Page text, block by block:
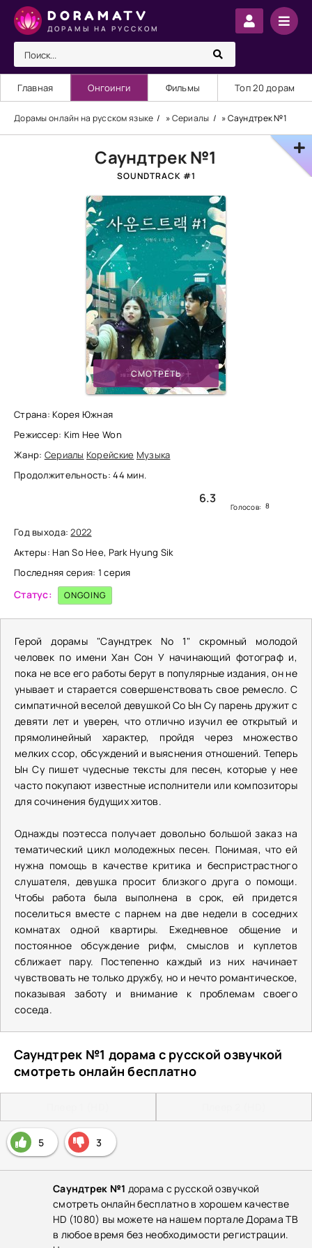
DORAMATV
ДОРАМЫ НА РУССКОМ
Главная Онгоинги Фильмы Топ 20 дорам
Дорамы онлайн на русском языке »Сериалы » Саундтрек №1
Саундтрек №1
SOUNDTRACK #1
СМОТРЕТЬ
Страна: Корея Южная
Режиссер: Kim Hee Won
Жанр: Сериалы Корейские Музыка
Продолжительность: 44 мин.
6.3
Голосов: 8
Год выхода:2022
Актеры: Han So Hee, Park Hyung Sik
Последняя серия: 1 серия
Статус: ONGOING
Герой дорамы "Саундтрек No 1" скромный молодой
человек по имени Хан Сон У начинающий фотограф и,
пока не все его работы берут в популярные издания, он не
унывает и старается совершенствовать свое ремесло. С
симпатичной веселой девушкой Со Ын Су парень дружит с
девяти лет и уверен, что отлично изучил ее открытый и
прямолинейный характер, пройдя через множество
мелких ссор, обсуждений и выяснения отношений. Теперь
Ын Су пишет чудесные тексты для песен, которые у нее
часто покупают известные исполнители или композиторы
для сочинения будущих хитов.
Однажды поэтесса получает довольно большой заказ на
тематический цикл молодежных песен. Понимая, что ей
нужна помощь в качестве критика и беспристрастного
слушателя, девушка просит близкого друга о помощи.
Чтобы работа была выполнена в срок, ей придется
поселиться вместе с парнем на две недели в соседних
комнатах одной квартиры. Ежедневное общение и
постоянное обсуждение рифм, смыслов и куплетов
сближает пару. Постепенно каждый из них начинает
чувствовать не только дружбу, но и нечто романтическое,
показывая заботу и внимание к проблемам своего
соседа.
Саундтрек №1 дорама с русской озвучкой
смотреть онлайн бесплатно
5 3
Саундтрек №1 дорама с русской озвучкой
смотреть онлайн бесплатно в хорошем качестве
HD (1080) вы можете на нашем портале Дорама ТВ
в любое время без необходимости регистрации.